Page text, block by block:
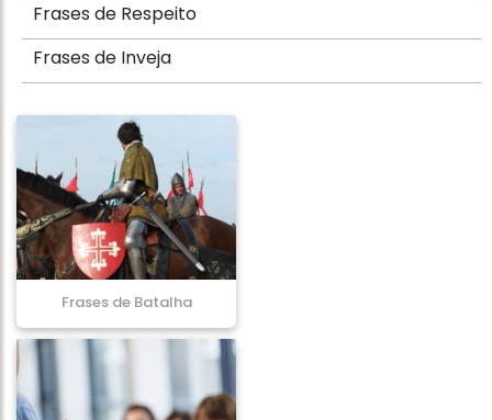
Frases de Respeito
Frases de Inveja
Frases de Batalha